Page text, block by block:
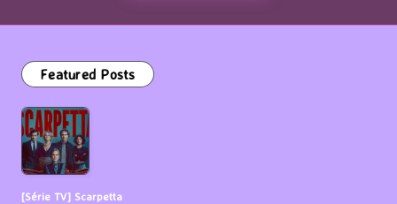
Featured Posts
[Série TV] Scarpetta